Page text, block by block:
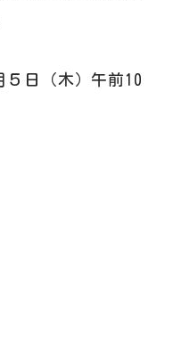
５日（木）午前10